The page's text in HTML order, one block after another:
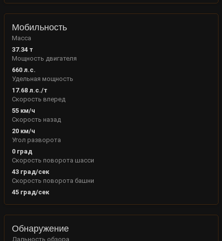
Мобильность
Масса
37.34т
Мощность двигателя
660л.с.
Удельная мощность
17.68л.с./т
Скорость вперед
55км/ч
Скорость назад
20км/ч
Угол разворота
0град
Скорость поворота шасси
43град/сек
Скорость поворота башни
45град/сек
Обнаружение
Дальность обзора